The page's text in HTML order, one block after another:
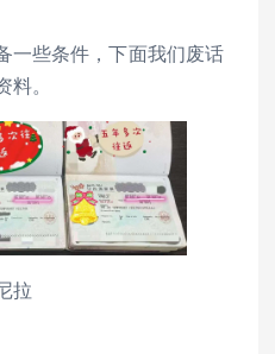
一些条件，下面我们废话
。
拉